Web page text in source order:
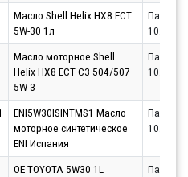
Масло Shell Helix HX8 ECT
5W-30 1л
Партнёр
Масло моторное Shell
Helix HX8 ECT C3 504/507
5W-3
Партнёр
ENI5W30ISINTMS1 Масло
моторное синтетическое
ENI Испания
Партнёр
OE TOYOTA 5W30 1L
Партнёр